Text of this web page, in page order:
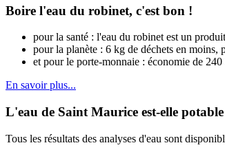
Boire l'eau du robinet, c'est bon !
pour la santé : l'eau du robinet est un
pour la planète : 6 kg de déchets en moins,
et pour le porte-monnaie : économie de
En savoir plus...
L'eau de Saint Maurice est-elle
Tous les résultats des analyses d'eau sont